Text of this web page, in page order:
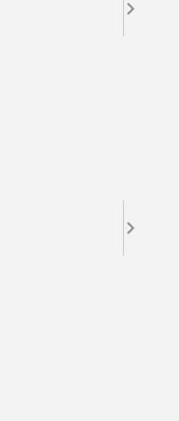
hat die
und Mieter neu
von
Heiz-